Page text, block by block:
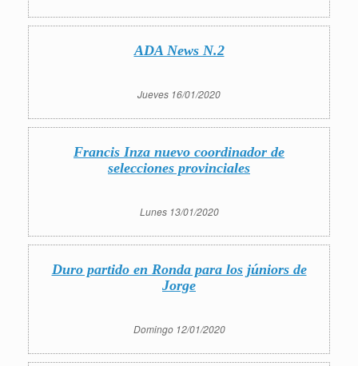
ADA News N.2
Jueves 16/01/2020
Francis Inza nuevo coordinador de
selecciones provinciales
Lunes 13/01/2020
Duro partido en Ronda para los júniors de
Jorge
Domingo 12/01/2020